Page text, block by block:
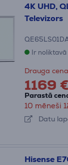
4K UHD,
Televizors
Ir noliktavā
Drauga
1169 €
Parastā
10 mēneši
Datu
Hisense